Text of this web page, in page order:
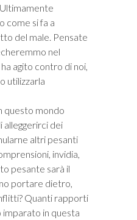
come si fa a
del male. Pensate
nel
agito contro di noi,
utilizzarla
questo mondo
dei
altri pesanti
invidia,
pesante sarà il
portare dietro,
Quanti rapporti
imparato in questa